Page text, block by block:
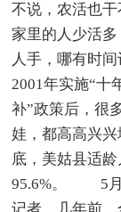
不说，农活也干
家里的人少活
人手，哪有时
2001年实施“十
补”政策后，很
娃，都高高兴
底，美姑县适
95.6%。 5月